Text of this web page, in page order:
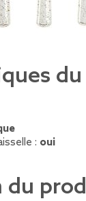
: oui
du